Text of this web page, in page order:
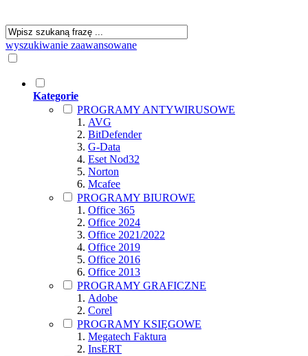
wyszukiwanie zaawansowane
Kategorie
PROGRAMY ANTYWIRUSOWE
AVG
BitDefender
G-Data
Eset Nod32
Norton
Mcafee
PROGRAMY BIUROWE
Office 365
Office 2024
Office 2021/2022
Office 2019
Office 2016
Office 2013
PROGRAMY GRAFICZNE
Adobe
Corel
PROGRAMY KSIĘGOWE
Megatech Faktura
InsERT